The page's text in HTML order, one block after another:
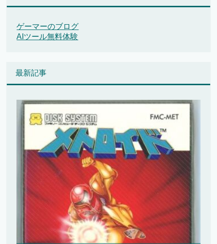
ゲーマーのブログ
AIツール無料体験
最新記事